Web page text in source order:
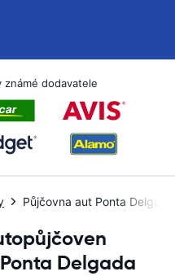
známé dodavatele
Půjčovna aut Ponta Delgada
Delgada